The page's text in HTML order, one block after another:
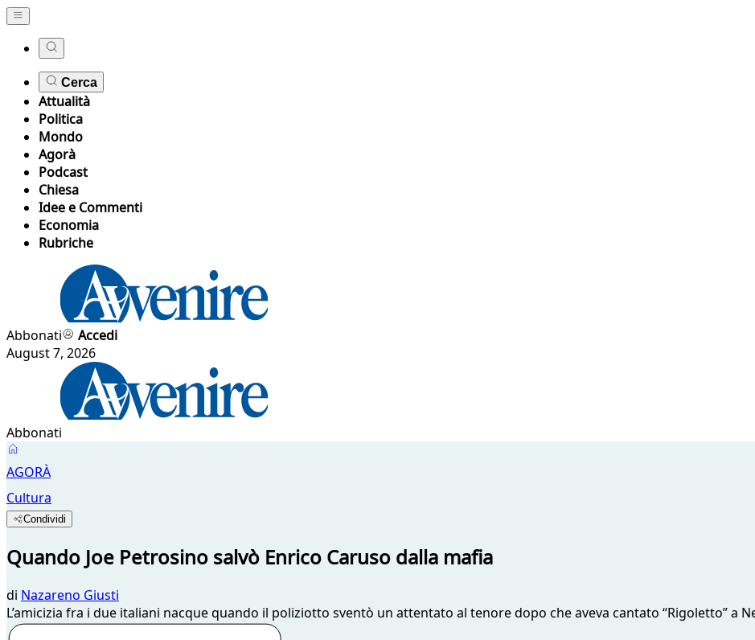
Cerca
Attualità
Politica
Mondo
Agorà
Podcast
Chiesa
Idee e Commenti
Economia
Rubriche
Abbonati
Accedi
August 7, 2026
Abbonati
AGORÀ
Cultura
Condividi
Quando Joe Petrosino salvò Enrico Caruso dalla mafia
di Nazareno Giusti
L’amicizia fra i due italiani nacque quando il poliziotto sventò un attentato al tenore dopo che aveva cantato “Rigoletto” a